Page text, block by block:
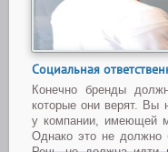
Социальная
Конечно бренды
которые они верят. Вы
у компании, имеющей
Однако это не должно